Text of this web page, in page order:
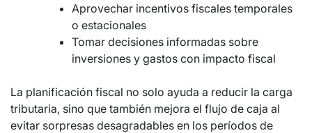
Aprovechar incentivos fiscales temporales
o estacionales
Tomar decisiones informadas sobre
inversiones y gastos con impacto fiscal
La planificación fiscal no solo ayuda a reducir la carga
tributaria, sino que también mejora el flujo de caja al
evitar sorpresas desagradables en los períodos de